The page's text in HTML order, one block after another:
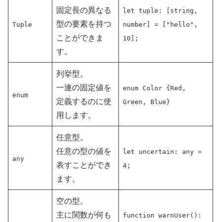
Tuple
固定長の異なる
型の要素を持つ
ことができま
す。
let tuple: [string,
number] = ["hello",
10];
enum
列挙型。
一連の固定値を
定義するのに使
用します。
enum Color {Red,
Green, Blue}
any
任意型。
任意の型の値を
表すことができ
ます。
let uncertain: any =
4;
空の型。
主に関数が何も
function warnUser():